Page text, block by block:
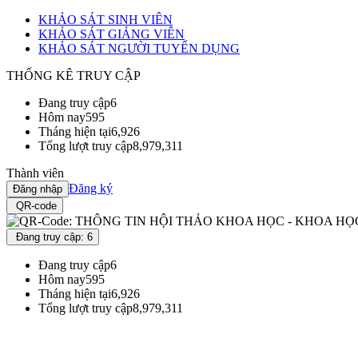
KHẢO SÁT SINH VIÊN
KHẢO SÁT GIẢNG VIÊN
KHẢO SÁT NGƯỜI TUYỂN DỤNG
THỐNG KÊ TRUY CẬP
Đang truy cập6
Hôm nay595
Tháng hiện tại6,926
Tổng lượt truy cập8,979,311
Thành viên
Đăng nhập Đăng ký
QR-code
Đang truy cập: 6
Đang truy cập6
Hôm nay595
Tháng hiện tại6,926
Tổng lượt truy cập8,979,311